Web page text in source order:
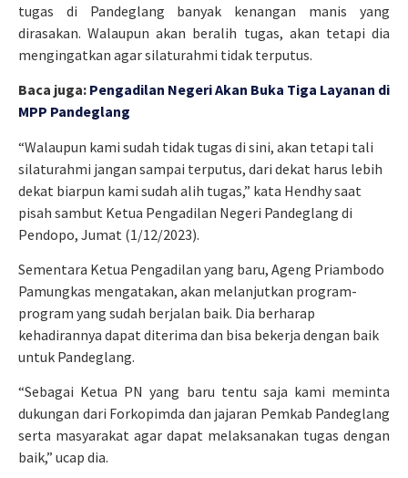
tugas di Pandeglang banyak kenangan manis yang
dirasakan. Walaupun akan beralih tugas, akan tetapi dia
mengingatkan agar silaturahmi tidak terputus.
Baca juga: Pengadilan Negeri Akan Buka Tiga Layanan di
MPP Pandeglang
“Walaupun kami sudah tidak tugas di sini, akan tetapi tali
silaturahmi jangan sampai terputus, dari dekat harus lebih
dekat biarpun kami sudah alih tugas,” kata Hendhy saat
pisah sambut Ketua Pengadilan Negeri Pandeglang di
Pendopo, Jumat (1/12/2023).
Sementara Ketua Pengadilan yang baru, Ageng Priambodo
Pamungkas mengatakan, akan melanjutkan program-
program yang sudah berjalan baik. Dia berharap
kehadirannya dapat diterima dan bisa bekerja dengan baik
untuk Pandeglang.
“Sebagai Ketua PN yang baru tentu saja kami meminta
dukungan dari Forkopimda dan jajaran Pemkab Pandeglang
serta masyarakat agar dapat melaksanakan tugas dengan
baik,” ucap dia.